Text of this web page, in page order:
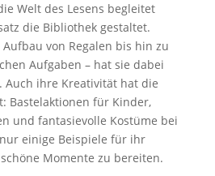
Welt des Lesens begleitet
die Bibliothek gestaltet.
von Regalen bis hin zu
Aufgaben – hat sie dabei
Auch ihre Kreativität hat die
Bastelaktionen für Kinder,
und fantasievolle Kostüme bei
einige Beispiele für ihr
Momente zu bereiten.